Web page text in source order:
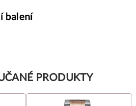
balení
PRODUKTY